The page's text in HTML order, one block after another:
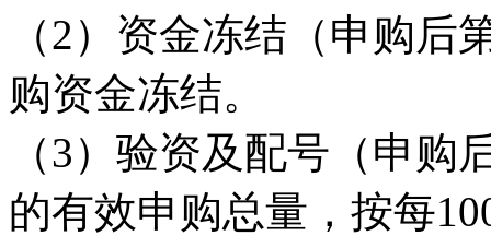
（2）资金冻结（申购
购资金冻结。
（3）验资及配号（申
的有效申购总量，按每